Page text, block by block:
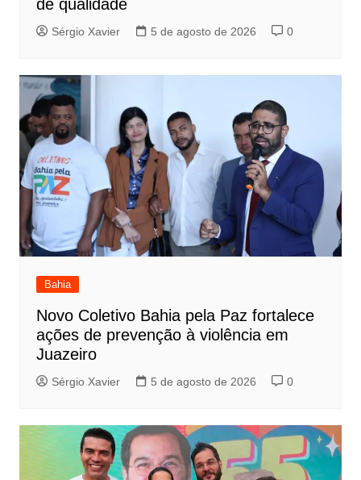
de qualidade
Sérgio Xavier 5 de agosto de 2026 0
Bahia
Novo Coletivo Bahia pela Paz fortalece
ações de prevenção à violência em
Juazeiro
Sérgio Xavier 5 de agosto de 2026 0